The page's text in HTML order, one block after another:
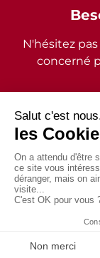
N'hésitez
concerné
2026 - ©